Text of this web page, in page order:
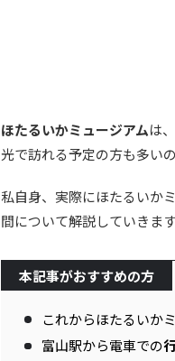
ほたるいかミュージアムは
光で訪れる予定の方も多い
私自身、実際にほたるいか
間について解説していきます
本記事がおすすめの方
これからほたるいか
富山駅から電車での